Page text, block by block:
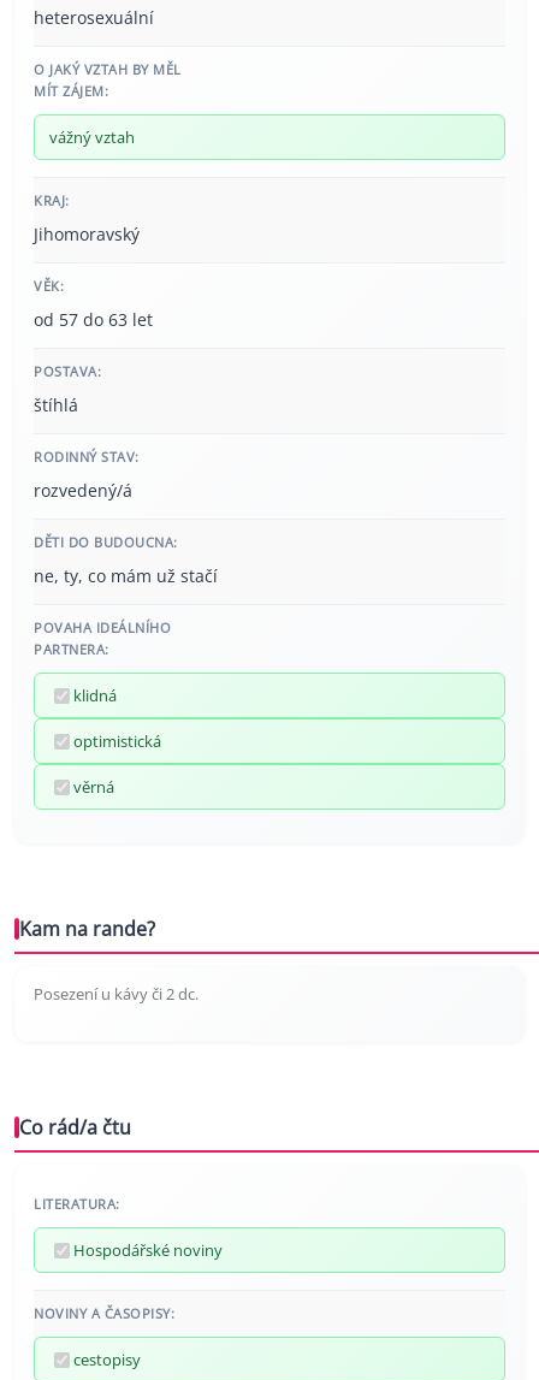
heterosexuální
O JAKÝ VZTAH BY MĚL
MÍT ZÁJEM:
vážný vztah
KRAJ:
Jihomoravský
VĚK:
od 57 do 63 let
POSTAVA:
štíhlá
RODINNÝ STAV:
rozvedený/á
DĚTI DO BUDOUCNA:
ne, ty, co mám už stačí
POVAHA IDEÁLNÍHO
PARTNERA:
klidná
optimistická
věrná
Kam na rande?
Posezení u kávy či 2 dc.
Co rád/a čtu
LITERATURA:
Hospodářské noviny
NOVINY A ČASOPISY:
cestopisy